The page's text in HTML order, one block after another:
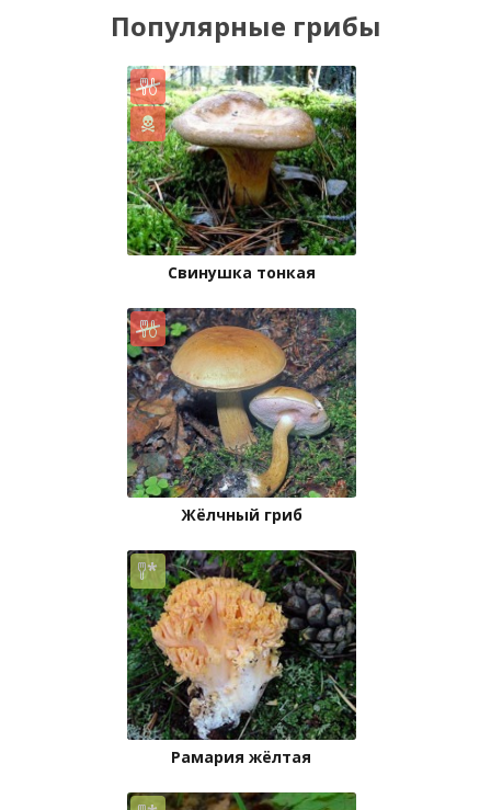
Популярные грибы
Свинушка тонкая
Жёлчный гриб
Рамария жёлтая